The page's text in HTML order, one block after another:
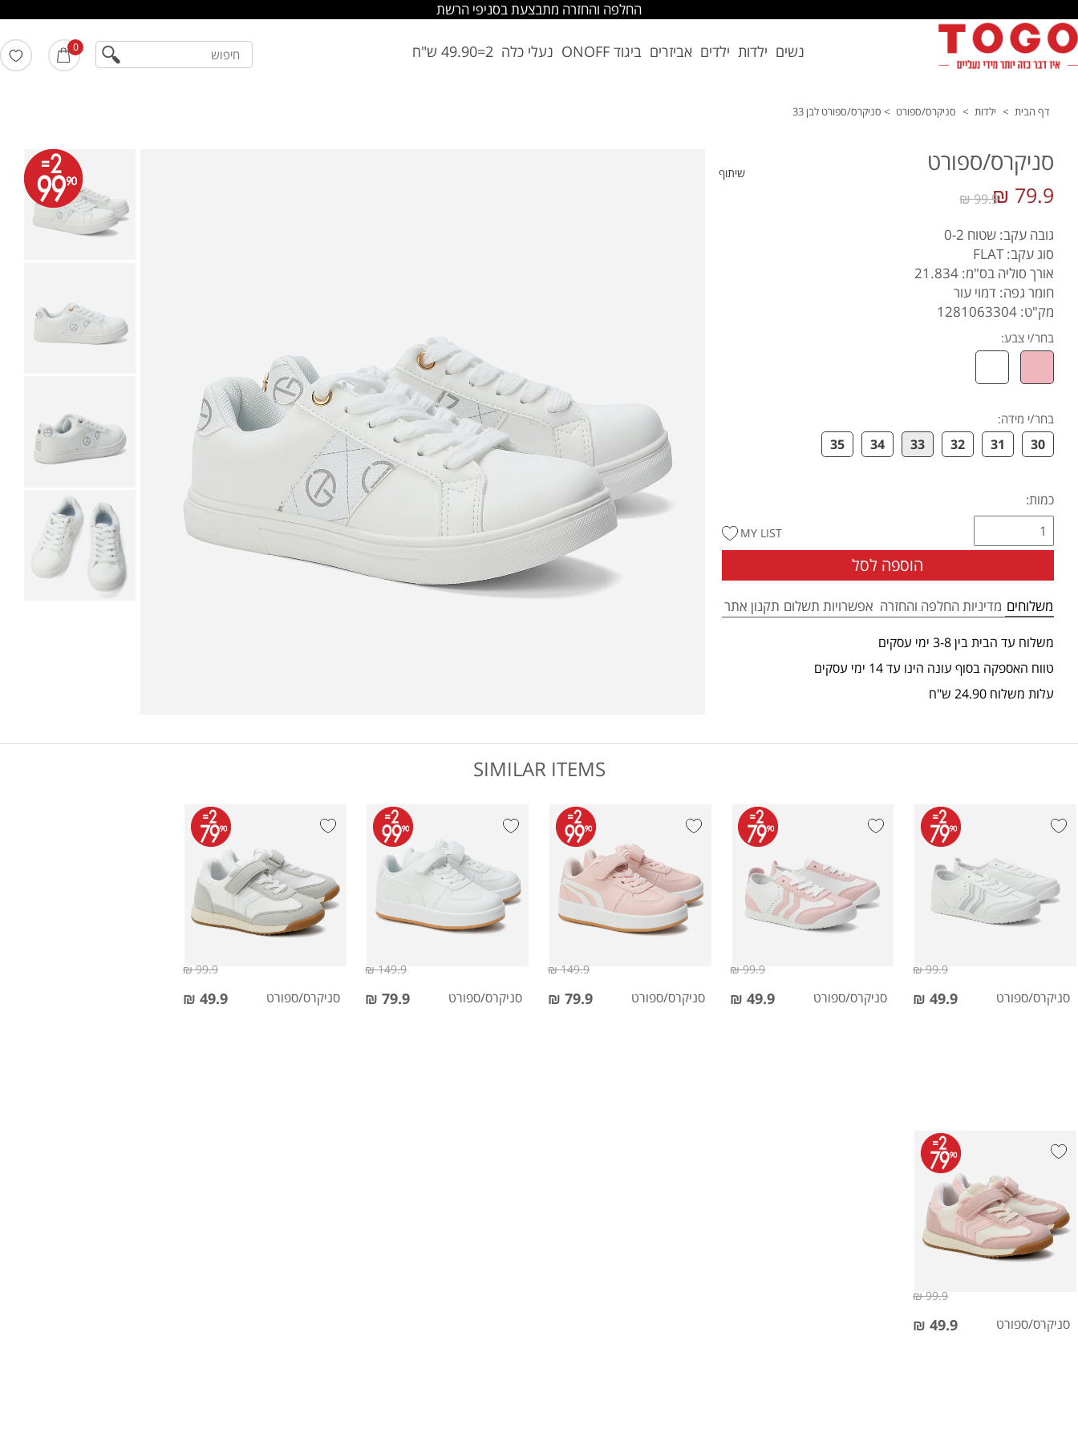
החלפה והחזרה מתבצעת בסניפי הרשת
נשים ילדות ילדים אביזרים ביגוד ONOFF נעלי כלה 2=49.90 ש"ח 0 חיפוש
דף הבית > ילדות > סניקרס/ספורט > סניקרס/ספורט לבן 33
שיתוף סניקרס/ספורט
79.9 ₪
99.9 ₪
גובה עקב: שטוח 0-2
סוג עקב: FLAT
אורך סוליה בס"מ: 21.834
חומר גפה: דמוי עור
מק"ט: 1281063304
בחר/י צבע:
בחר/י מידה:
30
31
32
33
34
35
כמות:
הוספה לסל
MY LIST
משלוחים מדיניות החלפה והחזרה אפשרויות תשלום תקנון אתר
משלוח עד הבית בין 3-8 ימי עסקים
טווח האספקה בסוף עונה הינו עד 14 ימי עסקים
עלות משלוח 24.90 ש"ח
SIMILAR ITEMS
סניקרס/ספורט 49.9 ₪
99.9 ₪
סניקרס/ספורט 49.9 ₪
99.9 ₪
סניקרס/ספורט 79.9 ₪
149.9 ₪
סניקרס/ספורט 79.9 ₪
149.9 ₪
סניקרס/ספורט 49.9 ₪
99.9 ₪
סניקרס/ספורט 49.9 ₪
99.9 ₪